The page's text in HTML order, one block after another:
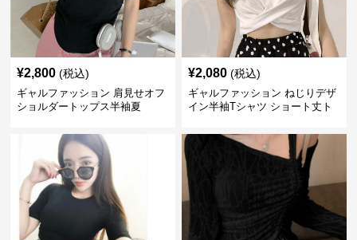
¥2,800 (税込)
ギャルファッション 肩見せオフ
ショルダートップス半袖夏
¥2,080 (税込)
ギャルファッション ねじりデザ
イン半袖Tシャツ ショート丈ト